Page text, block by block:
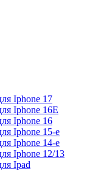
Iphone 17
Iphone 16E
Iphone 16
Iphone 15-е
Iphone 14-е
Iphone 12/13
Ipad